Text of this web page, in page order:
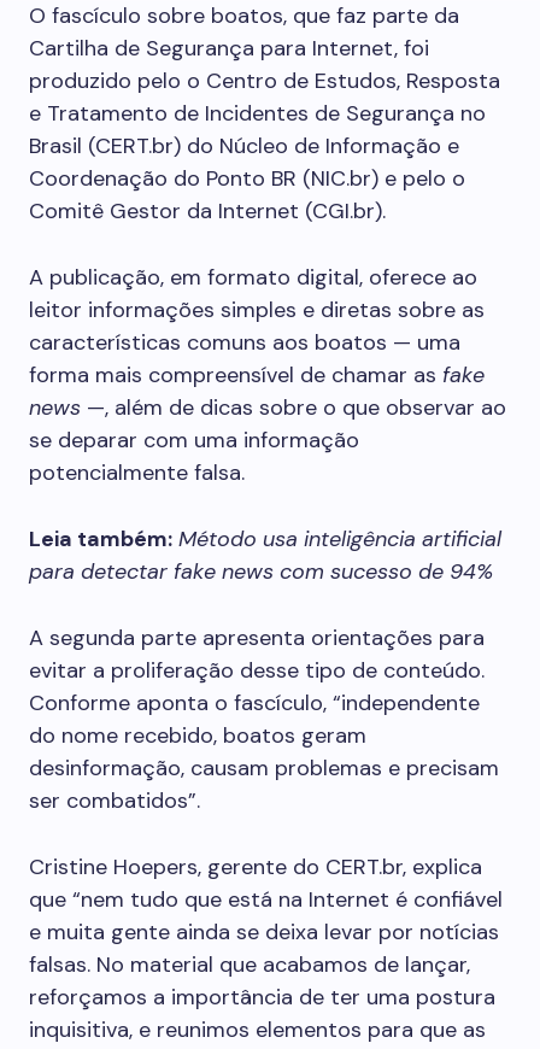
O fascículo sobre boatos, que faz parte da
Cartilha de Segurança para Internet, foi
produzido pelo o Centro de Estudos, Resposta
e Tratamento de Incidentes de Segurança no
Brasil (CERT.br) do Núcleo de Informação e
Coordenação do Ponto BR (NIC.br) e pelo o
Comitê Gestor da Internet (CGI.br).
A publicação, em formato digital, oferece ao
leitor informações simples e diretas sobre as
características comuns aos boatos — uma
forma mais compreensível de chamar as fake
news —, além de dicas sobre o que observar ao
se deparar com uma informação
potencialmente falsa.
Leia também: Método usa inteligência artificial
para detectar fake news com sucesso de 94%
A segunda parte apresenta orientações para
evitar a proliferação desse tipo de conteúdo.
Conforme aponta o fascículo, “independente
do nome recebido, boatos geram
desinformação, causam problemas e precisam
ser combatidos”.
Cristine Hoepers, gerente do CERT.br, explica
que “nem tudo que está na Internet é confiável
e muita gente ainda se deixa levar por notícias
falsas. No material que acabamos de lançar,
reforçamos a importância de ter uma postura
inquisitiva, e reunimos elementos para que as